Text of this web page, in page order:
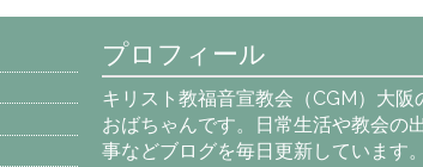
プロフィール
キリスト教福音宣教会（CGM）大阪
おばちゃんです。日常生活や教会の
事などブログを毎日更新しています。